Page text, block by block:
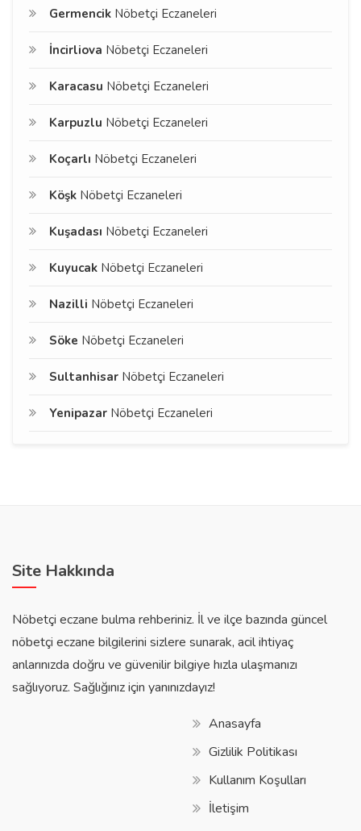
Germencik Nöbetçi Eczaneleri
İncirliova Nöbetçi Eczaneleri
Karacasu Nöbetçi Eczaneleri
Karpuzlu Nöbetçi Eczaneleri
Koçarlı Nöbetçi Eczaneleri
Köşk Nöbetçi Eczaneleri
Kuşadası Nöbetçi Eczaneleri
Kuyucak Nöbetçi Eczaneleri
Nazilli Nöbetçi Eczaneleri
Söke Nöbetçi Eczaneleri
Sultanhisar Nöbetçi Eczaneleri
Yenipazar Nöbetçi Eczaneleri
Site Hakkında
Nöbetçi eczane bulma rehberiniz. İl ve ilçe bazında güncel
nöbetçi eczane bilgilerini sizlere sunarak, acil ihtiyaç
anlarınızda doğru ve güvenilir bilgiye hızla ulaşmanızı
sağlıyoruz. Sağlığınız için yanınızdayız!
Anasayfa
Gizlilik Politikası
Kullanım Koşulları
İletişim